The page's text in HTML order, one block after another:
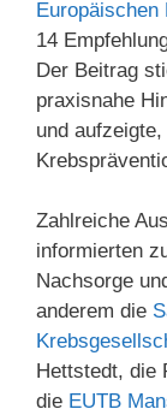
Europäischen
14
Der Beitrag
praxisnahe
und
Zahlreiche
informierten
Nachsorge
anderem die
Hettstedt, die
die EUTB